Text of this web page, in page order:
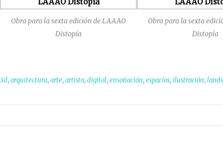
Obra para la sexta edición de LAAAO
Distopía
Obra para la sexta
Distopía
3d,arquitectura,arte,artista,digital,ensoñación,espacios,ilustración,lands